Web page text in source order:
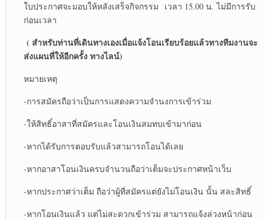
ใบประกาศจะมอบให้หลังเสร็จกิจกรรม เวลา 15.00 น. ไม่มีการรับ
ก่อนเวลา
( สำหรับท่านที่เดินทางเองเมื่อแจ้งโอนเรียบร้อยแล้วทางทีมงานจะ
ส่งแผนที่ให้อีกครั้ง ทางไลน์)
หมายเหตุ
-การสมัครถือว่าเป็นการแสดงความจำนงการเข้าร่วม
-ให้สิทธิ์อาสาที่สมัครและโอนเงินสมทบเข้ามาก่อน
-หากได้รับการตอบรับแล้วสามารถโอนได้เลย
-หากอาสาโอนเงินครบจำนวนถือว่าเต็มจะประกาศหน้าเว็บ
-หากประกาศว่าเต็ม ถือว่าผู้ที่สมัครแต่ยังไม่โอนเงิน นั้น สละสิทธิ์
-หากโอนเงินแล้ว แต่ไม่สะดวกเข้าร่วม สามารถแจ้งล่วงหน้าก่อน